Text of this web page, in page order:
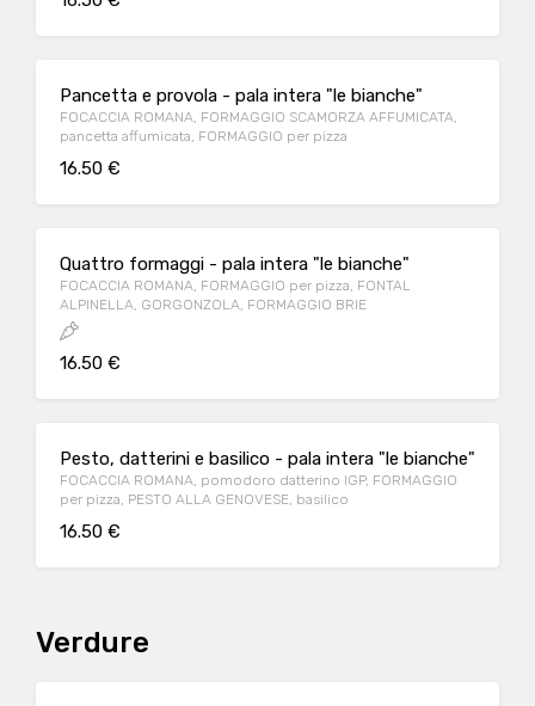
Pancetta e provola - pala intera "le bianche"
FOCACCIA ROMANA, FORMAGGIO SCAMORZA AFFUMICATA,
pancetta affumicata, FORMAGGIO per pizza
16.50 €
Quattro formaggi - pala intera "le bianche"
FOCACCIA ROMANA, FORMAGGIO per pizza, FONTAL
ALPINELLA, GORGONZOLA, FORMAGGIO BRIE
16.50 €
Pesto, datterini e basilico - pala intera "le bianche"
FOCACCIA ROMANA, pomodoro datterino IGP, FORMAGGIO
per pizza, PESTO ALLA GENOVESE, basilico
16.50 €
Verdure